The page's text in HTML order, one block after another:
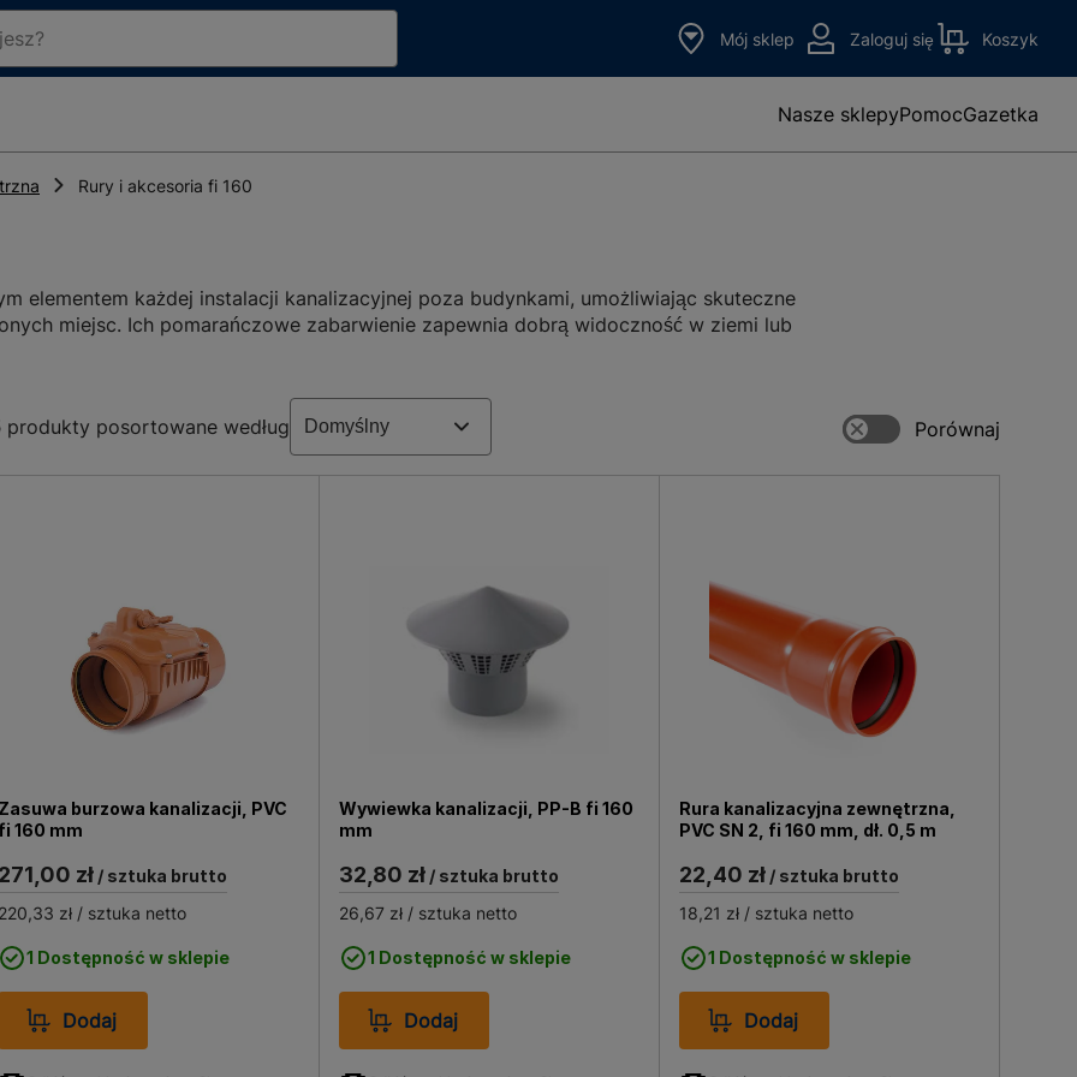
Mój sklep Zaloguj się Koszyk
Nasze sklepyPomocGazetka
Rury i akcesoria fi 160
elementem każdej instalacji kanalizacyjnej poza budynkami, umożliwiając skuteczne
miejsc. Ich pomarańczowe zabarwienie zapewnia dobrą widoczność w ziemi lub
co przekłada się na ich długotrwałą wydajność. Wykonane z wysokiej jakości PCV,
kamienia i zatorów, a tym samym ułatwia utrzymanie ciągłości przepływu. Rury
swoją lekkość i łatwość montażu, co sprawia, że są chętnie wybierane do różnych
wybór rur fi 160 i niezbędnych akcesoriów
składający się z rur fi 160 i akcesoriów, jest zaprojektowany tak, aby wytrzymać trudne
środków chemicznych. Dzięki użyciu materiałów takich jak PVC, instalacje
Systemy kanalizacyjne i drenarskie są złożone z rur o różnych przekrojach,
które umożliwiają prawidłowe i zgodne z projektem poprowadzenie instalacji. Ich
funkcjonowanie całego systemu, odprowadzając ścieki z budynku i zapobiegając
produkty posortowane według
Zasuwa burzowa kanalizacji, PVC
fi 160 mm
271,00 zł/ sztuka brutto
220,33 zł/ sztuka netto
1 Dostępność w sklepie
Dodaj
Wywiewka kanalizacji, PP-B fi 160
mm
32,80 zł/ sztuka brutto
26,67 zł/ sztuka netto
1 Dostępność w sklepie
Dodaj
Rura kanalizacyjna zewnętrzna,
PVC SN 2, fi 160 mm, dł. 0,5 m
22,40 zł / sztuka brutto
18,21 zł / sztuka netto
1 Dostępność w sklepie
Dodaj